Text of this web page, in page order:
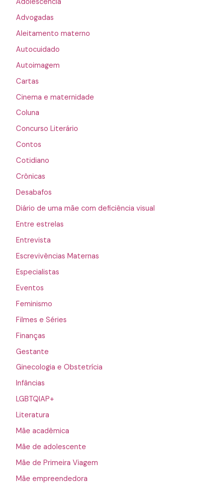
Advogadas
Aleitamento materno
Autocuidado
Autoimagem
Cartas
Cinema e maternidade
Coluna
Concurso Literário
Contos
Cotidiano
Crônicas
Desabafos
Diário de uma mãe com deficiência visual
Entre estrelas
Entrevista
Escrevivências Maternas
Especialistas
Eventos
Feminismo
Filmes e Séries
Finanças
Gestante
Ginecologia e Obstetrícia
Infâncias
LGBTQIAP+
Literatura
Mãe acadêmica
Mãe de adolescente
Mãe de Primeira Viagem
Mãe empreendedora